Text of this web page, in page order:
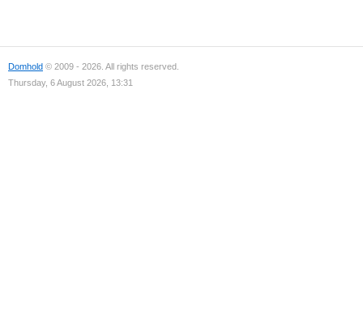
Domhold © 2009 - 2026. All rights reserved.
Thursday, 6 August 2026, 13:31